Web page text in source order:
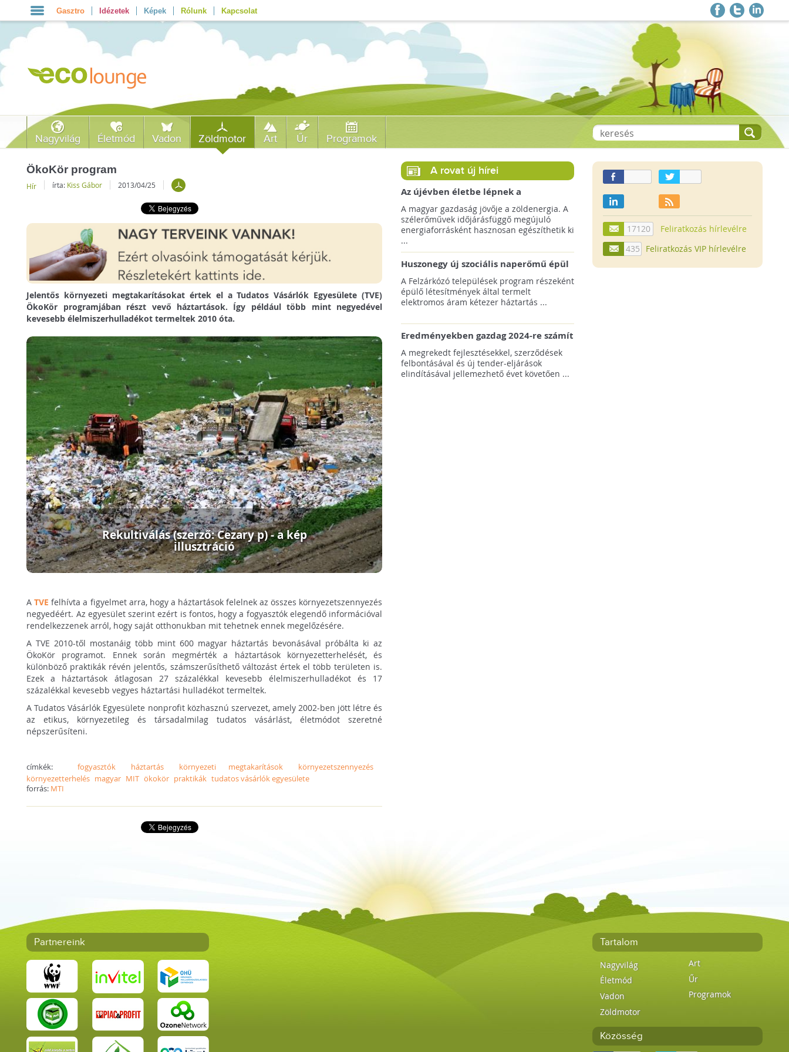
Gasztro Idézetek Képek Rólunk Kapcsolat
Nagyvilág Életmód Vadon Zöldmotor Art Űr Programok
ÖkoKör program
Hír írta: Kiss Gábor 2013/04/25
Jelentős környezeti megtakarításokat értek el a Tudatos Vásárlók Egyesülete (TVE)
ÖkoKör programjában részt vevő háztartások. Így például több mint negyedével
kevesebb élelmiszerhulladékot termeltek 2010 óta.
Rekultiválás (szerző: Cezary p) - a kép
illusztráció
ATVE felhívta a figyelmet arra, hogy a háztartások felelnek az összes környezetszennyezés
negyedéért. Az egyesület szerint ezért is fontos, hogy a fogyasztók elegendő információval
rendelkezzenek arról, hogy saját otthonukban mit tehetnek ennek megelőzésére.
A TVE 2010-től mostanáig több mint 600 magyar háztartás bevonásával próbálta ki az
ÖkoKör programot. Ennek során megmérték a háztartások környezetterhelését, és
különböző praktikák révén jelentős, számszerűsíthető változást értek el több területen is.
Ezek a háztartások átlagosan 27 százalékkal kevesebb élelmiszerhulladékot és 17
százalékkal kevesebb vegyes háztartási hulladékot termeltek.
A Tudatos Vásárlók Egyesülete nonprofit közhasznú szervezet, amely 2002-ben jött létre és
az etikus, környezetileg és társadalmilag tudatos vásárlást, életmódot szeretné
népszerűsíteni.
címkék:fogyasztók háztartás környezeti megtakarítások
környezetszennyezés
környezetterhelés magyar MIT ökokör praktikák tudatos vásárlók egyesülete
forrás: MTI
A rovat új hírei
Az újévben életbe lépnek a
szélerőművek telepítését
megkönnyítő rendelkezések
A magyar gazdaság jövője a zöldenergia. A
szélerőművek időjárásfüggő megújuló
energiaforrásként hasznosan egészíthetik ki
...
Huszonegy új szociális naperőmű épül
hátrányos helyzetű kistelepülések
külterületén!
A Felzárkózó települések program részeként
épülő létesítmények által termelt
elektromos áram kétezer háztartás ...
Eredményekben gazdag 2024-re számít
az amerikai tengeri szélenergia-ágazat
A megrekedt fejlesztésekkel, szerződések
felbontásával és új tender-eljárások
elindításával jellemezhető évet követően ...
17120
Feliratkozás hírlevélre
435
Feliratkozás VIP hírlevélre
Partnereink Tartalom
Nagyvilág
Életmód
Vadon
Zöldmotor
Art
Űr
Programok
Közösség